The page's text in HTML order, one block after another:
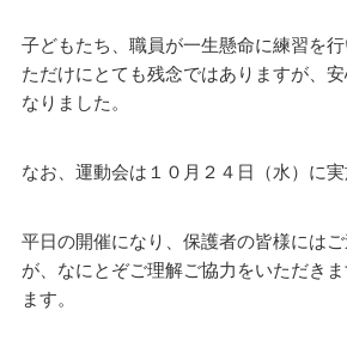
子どもたち、職員が一生懸命に練習を
ただけにとても残念ではありますが、
なりました。
なお、運動会は１０月２４日（水）に実
平日の開催になり、保護者の皆様には
が、なにとぞご理解ご協力をいただき
ます。